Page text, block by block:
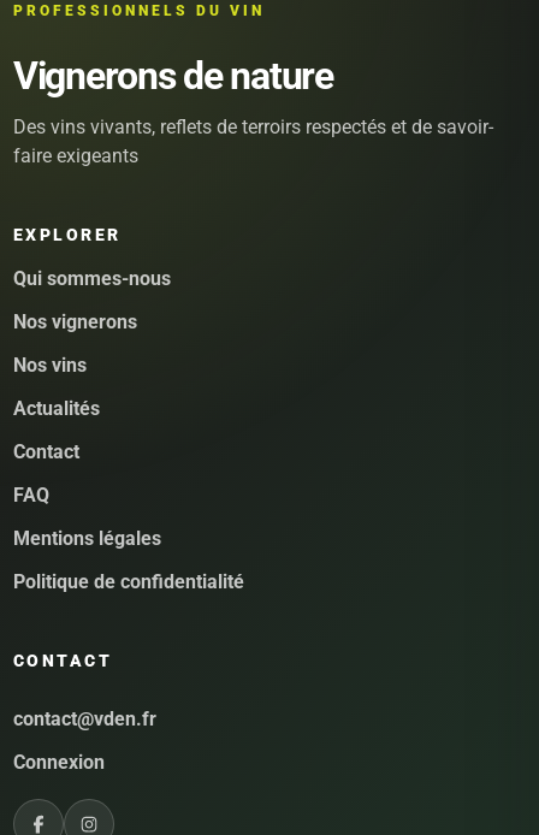
PROFESSIONNELS DU VIN
Vignerons de nature
Des vins vivants, reflets de terroirs respectés et de savoir-
faire exigeants
EXPLORER
Qui sommes-nous
Nos vignerons
Nos vins
Actualités
Contact
FAQ
Mentions légales
Politique de confidentialité
CONTACT
contact@vden.fr
Connexion